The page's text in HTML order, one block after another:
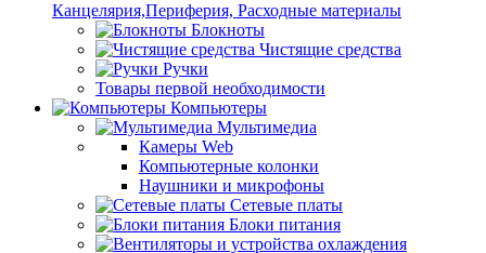
Канцелярия,Периферия, Расходные материалы
Блокноты
Чистящие средства
Ручки
Товары первой необходимости
Компьютеры
Мультимедиа
Камеры Web
Компьютерные колонки
Наушники и микрофоны
Сетевые платы
Блоки питания